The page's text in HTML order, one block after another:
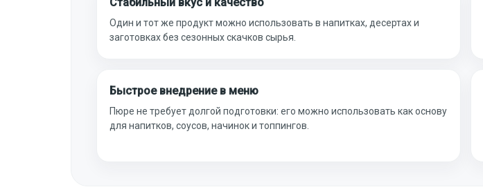
Один и тот же продукт можно использовать в напитках, десертах и
заготовках без сезонных скачков сырья.
Быстрое внедрение в меню
Пюре не требует долгой подготовки: его можно использовать как основу
для напитков, соусов, начинок и топпингов.